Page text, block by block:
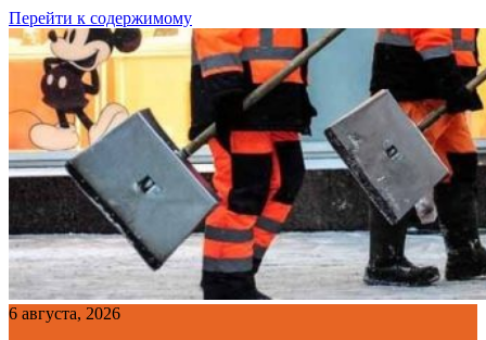
Перейти к содержимому
6 августа, 2026